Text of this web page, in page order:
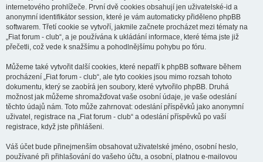
internetového prohlížeče. První dvě cookies obsahují jen uživatelské-id a
anonymní identifikátor session, které je vám automaticky přiděleno phpBB
softwarem. Třetí cookie se vytvoří, jakmile začnete procházet mezi tématy na
„Fiat forum - club“, a je používána k ukládání informace, které téma jste již
přečetli, což vede k snažšímu a pohodlnějšímu pohybu po fóru.
Můžeme také vytvořit další cookies, které nepatří k phpBB software během
procházení „Fiat forum - club“, ale tyto cookies jsou mimo rozsah tohoto
dokumentu, který se zaobírá jen soubory, které vytvořilo phpBB. Druhá
možnost jak můžeme shromažďovat vaše osobní údaje, je vaše odeslání
těchto údajů nám. Toto může zahrnovat: odeslání příspěvků jako anonymní
uživatel, registrace na „Fiat forum - club“ a odeslání příspěvků po vaší
registrace, když jste přihlášeni.
Váš účet bude přinejmenším obsahovat uživatelské jméno, osobní heslo,
používané při přihlašování do vašeho účtu, a osobní, platnou e-mailovou